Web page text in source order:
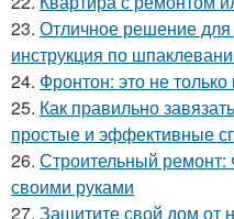
23. Отличное решение
инструкция по
24. Фронтон: это не только
25. Как правильно
простые и эффективные
26. Строительный
своими руками
27. Защитите свой дом от